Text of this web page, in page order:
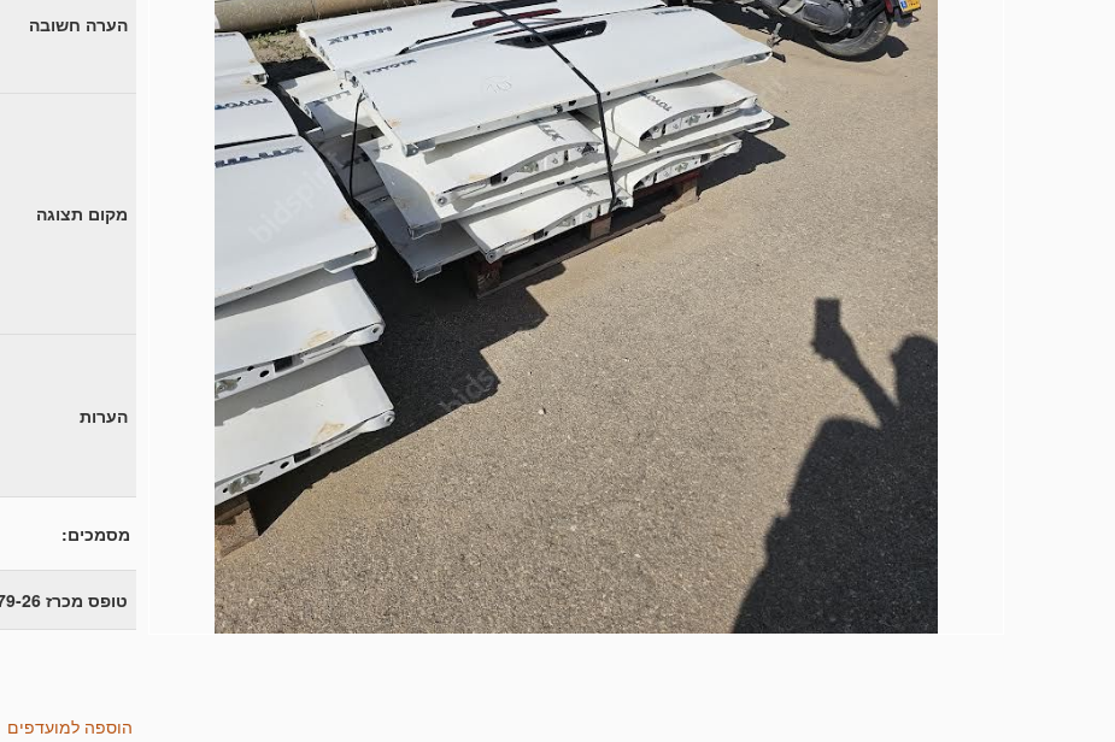
הערה חשובה
מקום תצוגה
הערות
מסמכים:
טופס מכרז 1479-26
הוספה למועדפים